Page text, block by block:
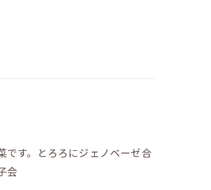
です。とろろにジェノベーゼ合
会